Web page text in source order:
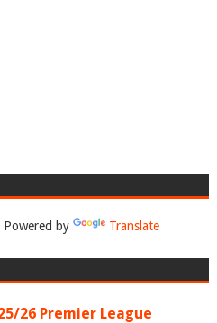
Powered by Translate
26 Premier League